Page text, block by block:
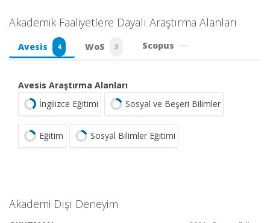
Akademik Faaliyetlere Dayalı Araştırma Alanları
Avesis 4 WoS 3 Scopus
Avesis Araştırma Alanları
İngilizce Eğitimi
Sosyal ve Beşeri Bilimler
Eğitim Sosyal Bilimler Eğitimi
Akademi Dışı Deneyim